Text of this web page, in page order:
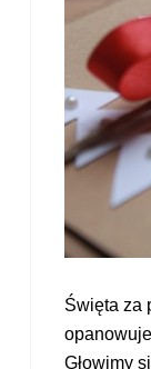
Święta za
Głowimy